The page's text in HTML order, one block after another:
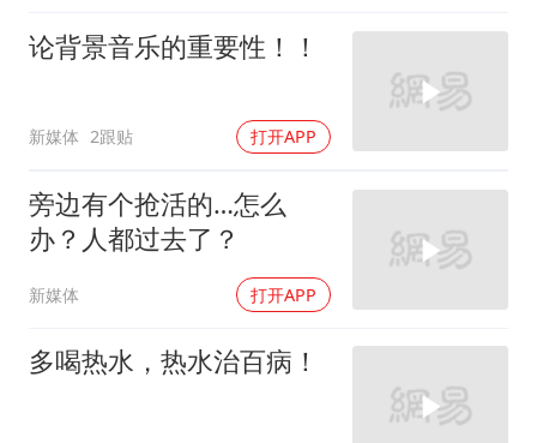
论背景音乐的重要性！！
新媒体 2跟贴 打开APP
旁边有个抢活的…怎么
办？人都过去了？
新媒体 打开APP
多喝热水，热水治百病！